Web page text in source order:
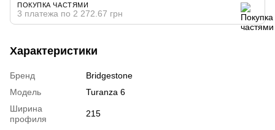
ПОКУПКА ЧАСТЯМИ
3 платежа по 2 272.67 грн
Характеристики
Бренд
Bridgestone
Модель
Turanza 6
Ширина
профиля
215